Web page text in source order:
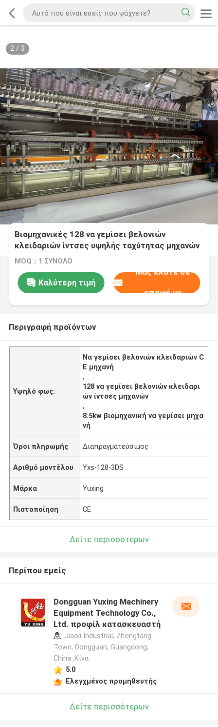
2/ 3
Βιομηχανικές 128 να γεμίσει βελονιών
κλειδαριών ίντσες υψηλής ταχύτητας μηχανών
αυτοματοποιημένης
MOQ：1 ΣΥΝΟΛΟ
Καλύτερη τιμή
Μας ελάτε σε
επαφή με
Περιγραφή προϊόντων
Υψηλό φως:
Να γεμίσει βελονιών κλειδαριών C
E μηχανή
,
128 να γεμίσει βελονιών κλειδαρι
ών ίντσες μηχανών
,
8.5kw βιομηχανική να γεμίσει μηχα
νή
Όροι πληρωμής Διαπραγματεύσιμος
Αριθμό μοντέλου Yxs-128-3DS
Μάρκα Yuxing
Πιστοποίηση CE
Δείτε περισσότερων
Περίπου εμείς
Dongguan Yuxing Machinery
Equipment Technology Co.,
Ltd. προφίλ κατασκευαστή
Jiaoli Industrial, Zhongtang
Town, Dongguan, Guangdong,
China ,Κίνα
5.0
Ελεγχμένος προμηθευτής
Δείτε περισσότερων